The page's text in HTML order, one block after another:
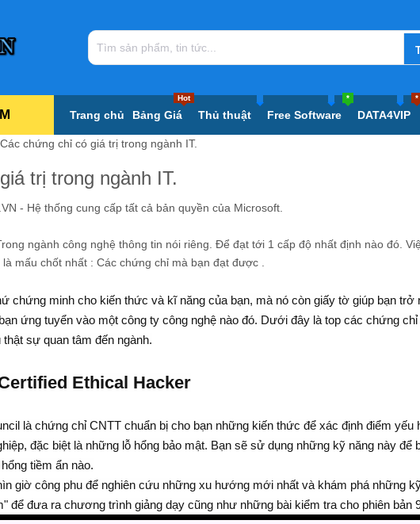
Trang chủ Bảng Giá
Hot
Thủ thuật Free Software
*
DATA4VIP
*
Các chứng chỉ có giá trị trong ngành IT.
trị trong ngành IT.
- Hệ thống cung cấp tất cả bản quyền của Microsoft.
ngành công nghệ thông tin nói riêng. Để đạt tới 1 cấp độ nhất định nào đó.
mấu chốt nhất : Các chứng chỉ mà bạn đạt được .
chứng minh cho kiến thức và kĩ năng của bạn, mà nó còn giấy tờ giúp bạn trở
ứng tuyển vào một công ty công nghệ nào đó. Dưới đây là top các chứng chỉ
sự quan tâm đến ngành.
Ethical Hacker
là chứng chỉ CNTT chuẩn bị cho bạn những kiến thức để xác định điểm yếu
đặc biệt là những lỗ hổng bảo mật. Bạn sẽ sử dụng những kỹ năng này để
tiềm ẩn nào.
giờ công phu để nghiên cứu những xu hướng mới nhất và khám phá những
để đưa ra chương trình giảng dạy cũng như những bài kiểm tra cho phiên bản